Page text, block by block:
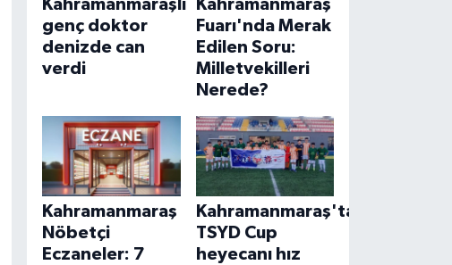
Kahramanmaraşlı
genç doktor
denizde can
verdi
Kahramanmaraş
Fuarı'nda Merak
Edilen Soru:
Milletvekilleri
Nerede?
Kahramanmaraş
Nöbetçi
Eczaneler: 7
Kahramanmaraş'ta
TSYD Cup
heyecanı hız